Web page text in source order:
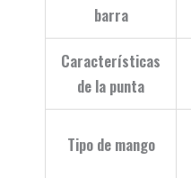
barra
Características
de la punta
Tipo de mango